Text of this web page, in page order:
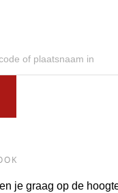
of plaatsnaam in
je graag op de